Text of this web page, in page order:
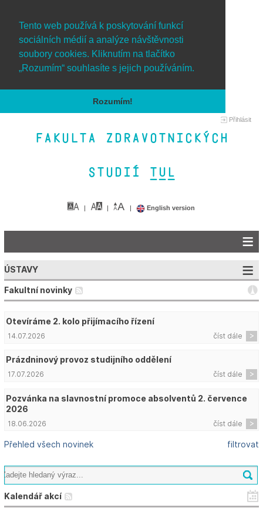
Tento web používá k poskytování funkcí
sociálních médií a analýze návštěvnosti
soubory cookies. Kliknutím na tlačítko
„Rozumím“ souhlasíte s jejich používáním.
Rozumím!
Přihlásit
Fakulta zdravotnických
studií TUL&
English version
ÚSTAVY
Fakultní novinky
Otevíráme 2. kolo přijímacího řízení
číst dále
14.07.2026
Prázdninový provoz studijního oddělení
číst dále
17.07.2026
Pozvánka na slavnostní promoce absolventů 2. července
2026
číst dále
18.06.2026
Přehled všech novinek filtrovat
Kalendář akcí